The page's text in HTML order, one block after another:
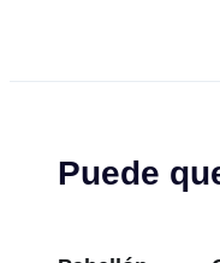
Puede